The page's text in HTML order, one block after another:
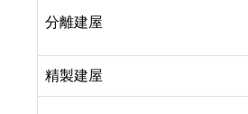
分離建屋
精製建屋